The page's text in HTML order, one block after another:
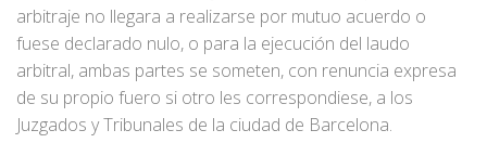
arbitraje no llegara a realizarse por mutuo acuerdo o
fuese declarado nulo, o para la ejecución del laudo
arbitral, ambas partes se someten, con renuncia expresa
de su propio fuero si otro les correspondiese, a los
Juzgados y Tribunales de la ciudad de Barcelona.